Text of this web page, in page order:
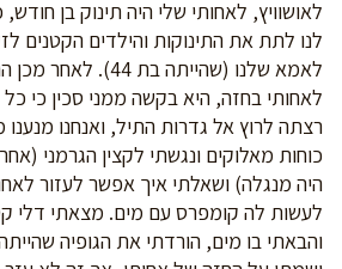
לאושוויץ, לאחותי שלי היה תינוק בן
לנו לתת את התינוקות והילדים הקטנים
לאמא שלנו (שהייתה בת
לאחותי בחזה, היא בקשה ממני סכין כי
רצתה לרוץ אל גדרות התיל, ואנחנו
כוחות מאלוקים ונגשתי לקצין הגרמני
היה מנגלה) ושאלתי איך אפשר לעזור
לעשות לה קומפרס עם מים. מצאתי דלי
והבאתי בו מים, הורדתי את הגופיה